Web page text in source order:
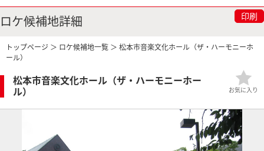
ロケ候補地詳細 印刷
トップページ ＞ ロケ候補地一覧 ＞ 松本市音楽文化ホール（ザ・ハーモニーホ
ール）
松本市音楽文化ホール（ザ・ハーモニーホー
ル）
お気に入り